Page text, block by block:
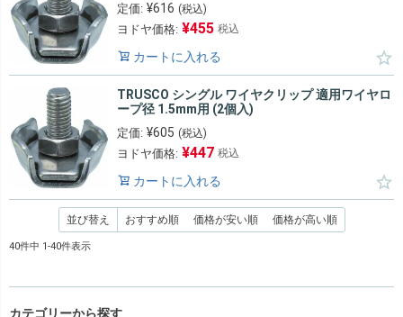
定価: ¥616 (税込)
ヨドヤ価格: ¥455 税込
カートに入れる
TRUSCO シングル ワイヤクリップ 適用ワイヤロ
ープ径 1.5mm用 (2個入)
定価: ¥605 (税込)
ヨドヤ価格: ¥447 税込
カートに入れる
並び替え おすすめ順 価格が安い順 価格が高い順
40件中 1-40件表示
カテゴリーから探す